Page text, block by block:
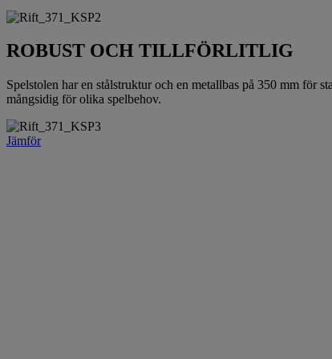
ROBUST OCH TILLFÖRLITLIG
Spelstolen har en stålstruktur och en metallbas på 350 mm för
mångsidig för olika spelbehov.
Jämför